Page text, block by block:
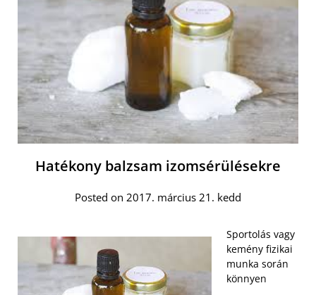
Hatékony balzsam izomsérülésekre
Posted on 2017. március 21. kedd
Sportolás vagy
kemény fizikai
munka során
könnyen